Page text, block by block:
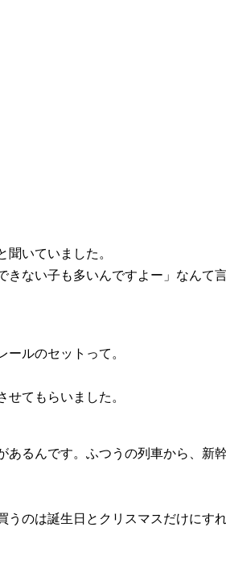
いていました。
ない子も多いんですよー」なんて
ルのセットって。
てもらいました。
るんです。ふつうの列車から、新
うのは誕生日とクリスマスだけにす